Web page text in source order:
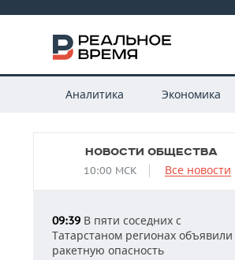
Аналитика Экономика
НОВОСТИ ОБЩЕСТВА
10:00 МСК Все новости
09:39 В пяти соседних с
Татарстаном регионах объявили
ракетную опасность